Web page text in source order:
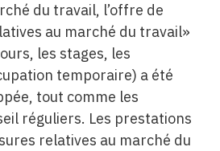
du travail, l’offre de
au marché du travail»
les stages, les
temporaire) a été
tout comme les
réguliers. Les prestations
relatives au marché du